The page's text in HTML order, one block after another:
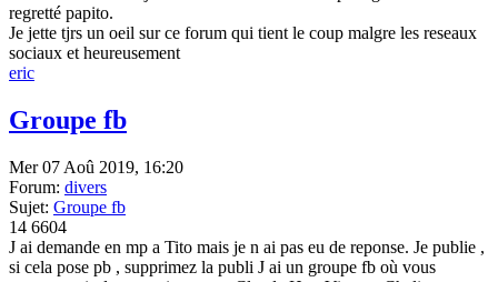
regretté papito.
Je jette tjrs un oeil sur ce forum qui tient le coup malgre les reseaux
sociaux et heureusement
eric
Groupe fb
Mer 07 Aoû 2019, 16:20
Forum: divers
Sujet: Groupe fb
14 6604
J ai demande en mp a Tito mais je n ai pas eu de reponse. Je publie ,
si cela pose pb , supprimez la publi J ai un groupe fb où vous